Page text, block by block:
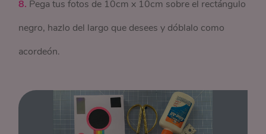
8. Pega tus fotos de 10cm x 10cm sobre el rectángulo
negro, hazlo del largo que desees y dóblalo como
acordeón.